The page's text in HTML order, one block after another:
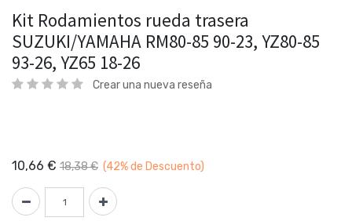
Kit Rodamientos rueda trasera
SUZUKI/YAMAHA RM80-85 90-23, YZ80-85
93-26, YZ65 18-26
Crear una nueva reseña
10,66 € 18,38€ (42%de Descuento)